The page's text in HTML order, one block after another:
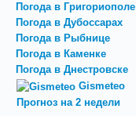
Погода в Григориополе
Погода в Дубоссарах
Погода в Рыбнице
Погода в Каменке
Погода в Днестровске
Gismeteo
Прогноз на 2 недели